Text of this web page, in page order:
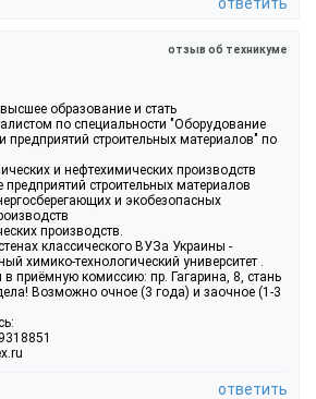
отзыв об техникуме
образование и стать
по специальности "Оборудование
предприятий строительных материалов" по
и нефтехимических производств
строительных материалов
и экобезопасных
производств.
классического ВУЗа Украины -
химико-технологический университет .
приёмную комиссию: пр. Гагарина, 8, стань
Возможно очное (3 года) и заочное (1-3
ответить